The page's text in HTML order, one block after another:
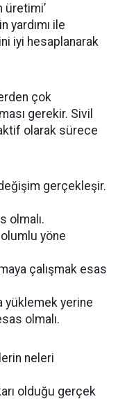
üretimi’
yardımı ile
iyi hesaplanarak
çok
gerekir. Sivil
olarak sürece
gerçekleşir.
olmalı.
olumlu yöne
çalışmak esas
yüklemek yerine
olmalı.
neleri
olduğu gerçek